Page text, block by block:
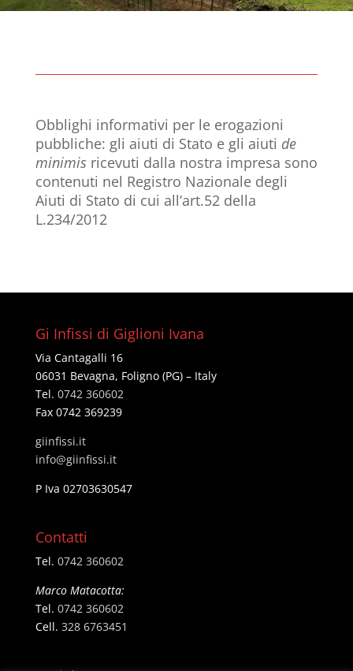
Obblighi informativi per le erogazioni
pubbliche: gli aiuti di Stato e gli aiuti de
minimis ricevuti dalla nostra impresa sono
contenuti nel Registro Nazionale degli
Aiuti di Stato di cui all’art.52 della
L.234/2012
Gi Infissi di Giglioni Ivana
Via Cantagalli 16
06031 Bevagna, Foligno (PG) – Italy
Tel. 0742 360602
Fax 0742 369239
giinfissi.it
ti.issifniig
@ofni
P Iva 02703630547
Contatti
Tel. 0742 360602
Marco Matacotta:
Tel. 0742 360602
Cell. 328 6763451